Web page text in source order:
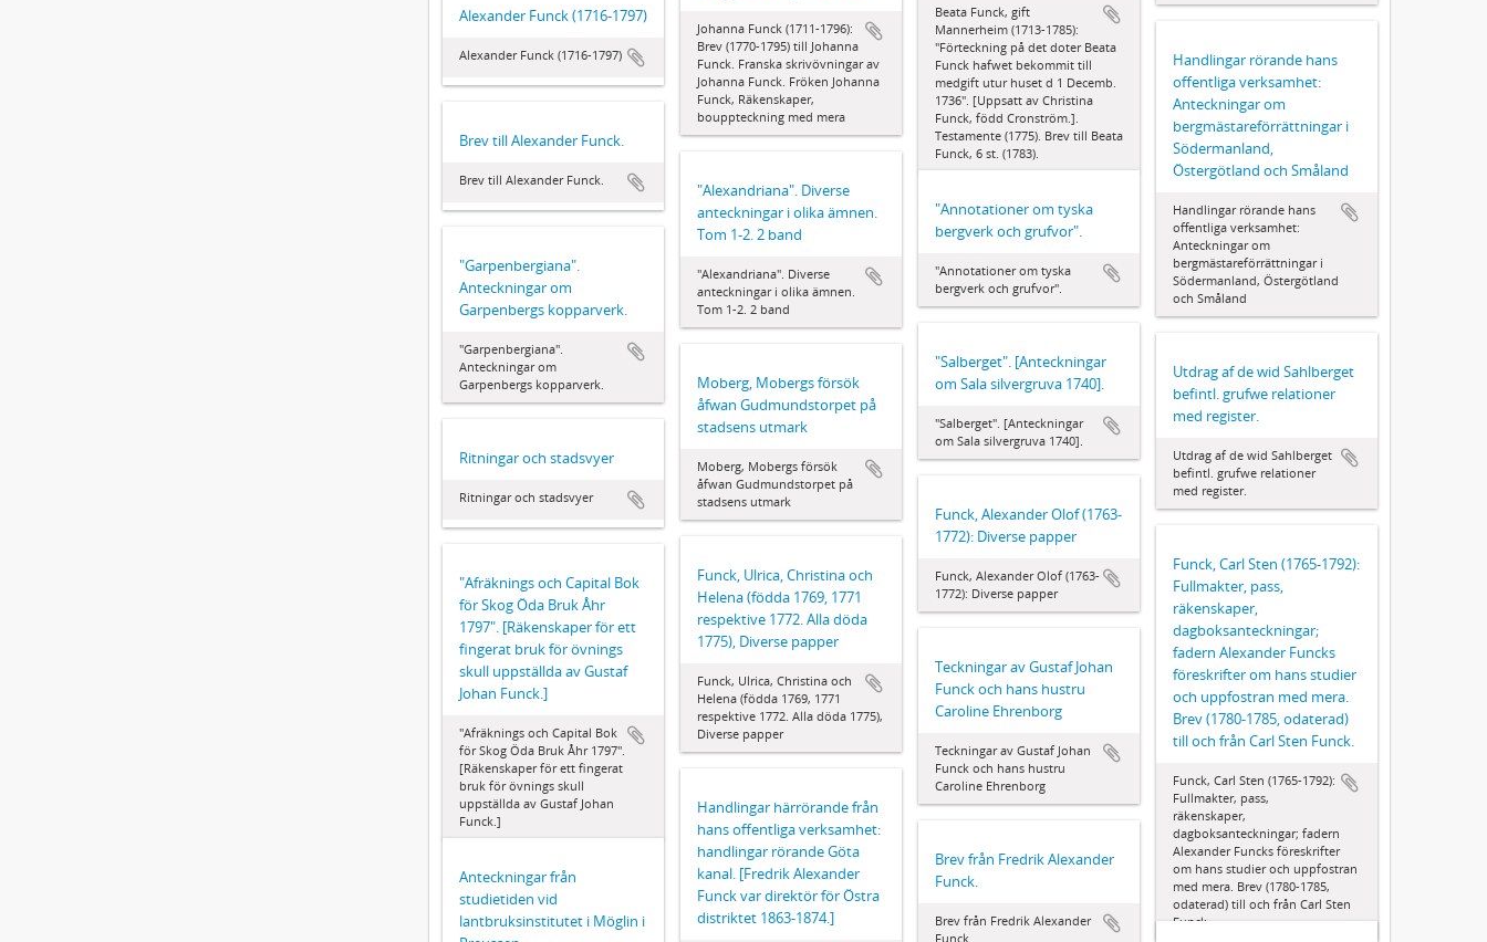
Beata Funck, gift
Mannerheim (1713-1785):
"Förteckning på det doter Beata
Funck hafwet bekommit till
medgift utur huset d 1 Decemb.
1736". [Uppsatt av Christina
Funck, född Cronström.].
Testamente (1775). Brev till Beata
Funck, 6 st. (1783).
Johanna Funck (1711-1796):
Brev (1770-1795) till Johanna
Funck. Franska skrivövningar av
Johanna Funck. Fröken Johanna
Funck, Räkenskaper,
bouppteckning med mera
Alexander Funck (1716-1797)
Alexander Funck (1716-1797)
Handlingar rörande hans
offentliga verksamhet:
Anteckningar om
bergmästareförrättningar i
Södermanland,
Östergötland och Småland
Handlingar rörande hans
offentliga verksamhet:
Anteckningar om
bergmästareförrättningar i
Södermanland, Östergötland
och Småland
Brev till Alexander Funck.
Brev till Alexander Funck.
"Alexandriana". Diverse
anteckningar i olika ämnen.
Tom 1-2. 2 band
"Alexandriana". Diverse
anteckningar i olika ämnen.
Tom 1-2. 2 band
"Annotationer om tyska
bergverk och grufvor".
"Annotationer om tyska
bergverk och grufvor".
"Garpenbergiana".
Anteckningar om
Garpenbergs kopparverk.
"Garpenbergiana".
Anteckningar om
Garpenbergs kopparverk.
"Salberget". [Anteckningar
om Sala silvergruva 1740].
"Salberget". [Anteckningar
om Sala silvergruva 1740].
Utdrag af de wid Sahlberget
befintl. grufwe relationer
med register.
Utdrag af de wid Sahlberget
befintl. grufwe relationer
med register.
Moberg, Mobergs försök
åfwan Gudmundstorpet på
stadsens utmark
Moberg, Mobergs försök
åfwan Gudmundstorpet på
stadsens utmark
Ritningar och stadsvyer
Ritningar och stadsvyer
Funck, Alexander Olof (1763-
1772): Diverse papper
Funck, Alexander Olof (1763-
1772): Diverse papper
Funck, Carl Sten (1765-1792):
Fullmakter, pass,
räkenskaper,
dagboksanteckningar;
fadern Alexander Funcks
föreskrifter om hans studier
och uppfostran med mera.
Brev (1780-1785, odaterad)
till och från Carl Sten Funck.
Funck, Carl Sten (1765-1792):
Fullmakter, pass,
räkenskaper,
dagboksanteckningar; fadern
Alexander Funcks föreskrifter
om hans studier och uppfostran
med mera. Brev (1780-1785,
odaterad) till och från Carl Sten
Funck.
Funck, Ulrica, Christina och
Helena (födda 1769, 1771
respektive 1772. Alla döda
1775), Diverse papper
Funck, Ulrica, Christina och
Helena (födda 1769, 1771
respektive 1772. Alla döda 1775),
Diverse papper
"Afräknings och Capital Bok
för Skog Öda Bruk Åhr
1797". [Räkenskaper för ett
fingerat bruk för övnings
skull uppställda av Gustaf
Johan Funck.]
"Afräknings och Capital Bok
för Skog Öda Bruk Åhr 1797".
[Räkenskaper för ett fingerat
bruk för övnings skull
uppställda av Gustaf Johan
Funck.]
Teckningar av Gustaf Johan
Funck och hans hustru
Caroline Ehrenborg
Teckningar av Gustaf Johan
Funck och hans hustru
Caroline Ehrenborg
Handlingar härrörande från
hans offentliga verksamhet:
handlingar rörande Göta
kanal. [Fredrik Alexander
Funck var direktör för Östra
distriktet 1863-1874.]
Brev från Fredrik Alexander
Funck.
Brev från Fredrik Alexander
Funck.
Anteckningar från
studietiden vid
lantbruksinstitutet i Möglin i